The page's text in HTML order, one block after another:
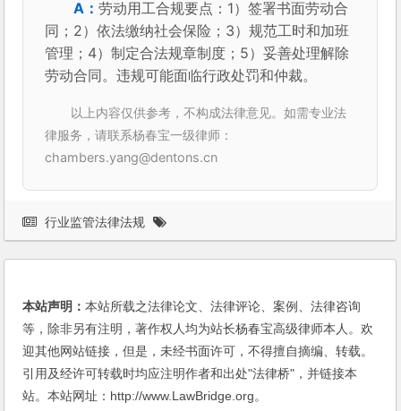
劳动用工合规要点：1）签署书面劳动合
同；2）依法缴纳社会保险；3）规范工时和加班
管理；4）制定合法规章制度；5）妥善处理解除
劳动合同。违规可能面临行政处罚和仲裁。
以上内容仅供参考，不构成法律意见。如需专业法
律服务，请联系杨春宝一级律师：
chambers.yang@dentons.cn
行业监管法律法规
本站声明：本站所载之法律论文、法律评论、案例、法律咨询
等，除非另有注明，著作权人均为站长杨春宝高级律师本人。欢
迎其他网站链接，但是，未经书面许可，不得擅自摘编、转载。
引用及经许可转载时均应注明作者和出处"法律桥"，并链接本
站。本站网址：http://www.LawBridge.org。